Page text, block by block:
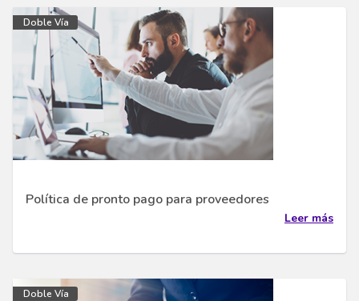
Doble Vía
Política de pronto pago para proveedores
Leer más
Doble Vía